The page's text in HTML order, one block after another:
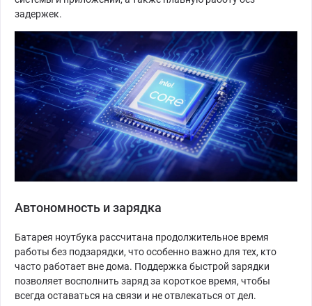
задержек.
Автономность и зарядка
Батарея ноутбука рассчитана продолжительное время
работы без подзарядки, что особенно важно для тех, кто
часто работает вне дома. Поддержка быстрой зарядки
позволяет восполнить заряд за короткое время, чтобы
всегда оставаться на связи и не отвлекаться от дел.